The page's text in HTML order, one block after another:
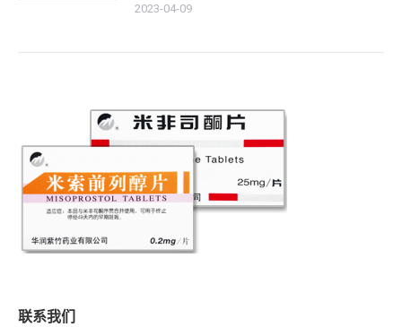
2023-04-09
联系我们